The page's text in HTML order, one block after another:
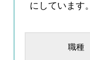
にしています。
職種